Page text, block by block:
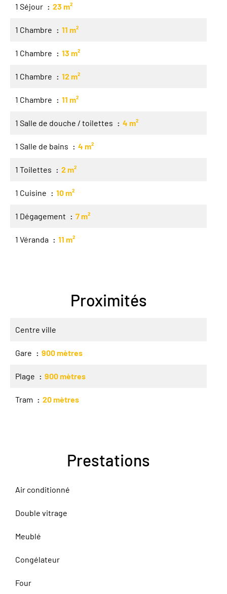
1 Séjour 23 m²
1 Chambre 11 m²
1 Chambre 13 m²
1 Chambre 12 m²
1 Chambre 11 m²
1 Salle de douche / toilettes 4 m²
1 Salle de bains 4 m²
1 Toilettes 2 m²
1 Cuisine 10 m²
1 Dégagement 7 m²
1 Véranda 11 m²
Proximités
Centre ville
Gare 900 mètres
Plage 900 mètres
Tram 20 mètres
Prestations
Air conditionné
Double vitrage
Meublé
Congélateur
Four